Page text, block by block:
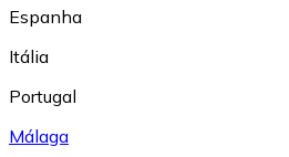
Espanha
Itália
Portugal
Málaga